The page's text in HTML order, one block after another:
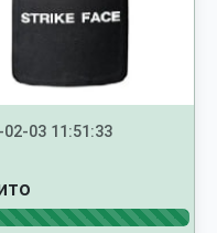
03 11:51:33